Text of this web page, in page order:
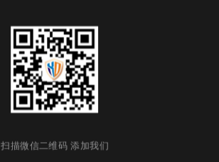
扫描微信二维码 添加我们